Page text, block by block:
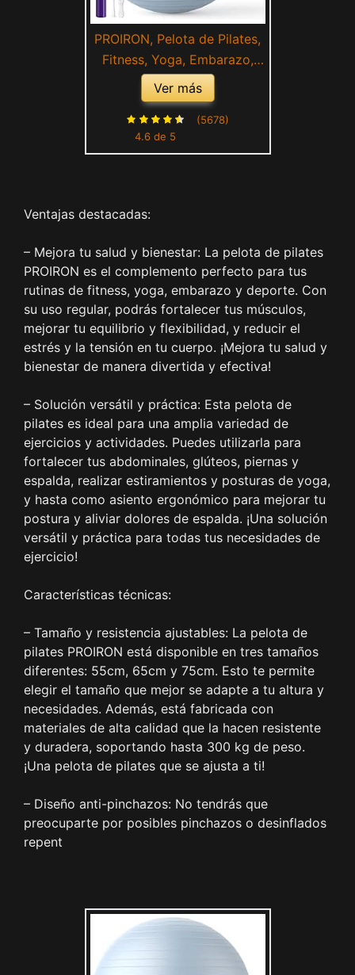
PROIRON, Pelota de Pilates,
Fitness, Yoga, Embarazo,
Deporte, Fitball para
Ejercicios Gimnasia, Azul
55cm, Anti-pinchazos,
Incluye Inflador
Ver más
4.6 de 5
(5678)
Ventajas destacadas:
– Mejora tu salud y bienestar: La pelota de pilates
PROIRON es el complemento perfecto para tus
rutinas de fitness, yoga, embarazo y deporte. Con
su uso regular, podrás fortalecer tus músculos,
mejorar tu equilibrio y flexibilidad, y reducir el
estrés y la tensión en tu cuerpo. ¡Mejora tu salud y
bienestar de manera divertida y efectiva!
– Solución versátil y práctica: Esta pelota de
pilates es ideal para una amplia variedad de
ejercicios y actividades. Puedes utilizarla para
fortalecer tus abdominales, glúteos, piernas y
espalda, realizar estiramientos y posturas de yoga,
y hasta como asiento ergonómico para mejorar tu
postura y aliviar dolores de espalda. ¡Una solución
versátil y práctica para todas tus necesidades de
ejercicio!
Características técnicas:
– Tamaño y resistencia ajustables: La pelota de
pilates PROIRON está disponible en tres tamaños
diferentes: 55cm, 65cm y 75cm. Esto te permite
elegir el tamaño que mejor se adapte a tu altura y
necesidades. Además, está fabricada con
materiales de alta calidad que la hacen resistente
y duradera, soportando hasta 300 kg de peso.
¡Una pelota de pilates que se ajusta a ti!
– Diseño anti-pinchazos: No tendrás que
preocuparte por posibles pinchazos o desinflados
repent